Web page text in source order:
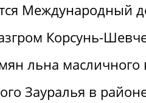
Международный
Корсунь-
льна
Зауралья в